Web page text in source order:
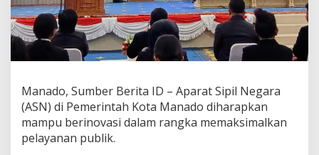
P
u
n
y
a
n
o
v
a
Manado, Sumber Berita ID – Aparat Sipil Negara
(ASN) di Pemerintah Kota Manado diharapkan
mampu berinovasi dalam rangka memaksimalkan
pelayanan publik.